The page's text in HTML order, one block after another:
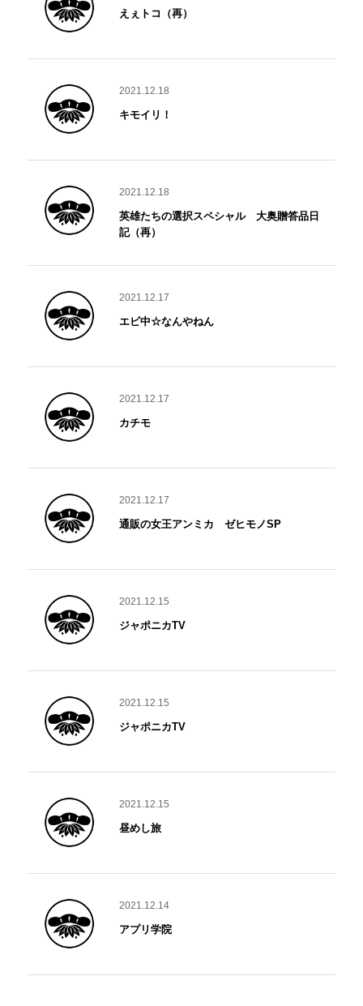
えぇトコ（再）
2021.12.18
キモイリ！
2021.12.18
英雄たちの選択スペシャル 大奥贈答品日
記（再）
2021.12.17
エビ中☆なんやねん
2021.12.17
カチモ
2021.12.17
通販の女王アンミカ ゼヒモノSP
2021.12.15
ジャポニカTV
2021.12.15
ジャポニカTV
2021.12.15
昼めし旅
2021.12.14
アプリ学院